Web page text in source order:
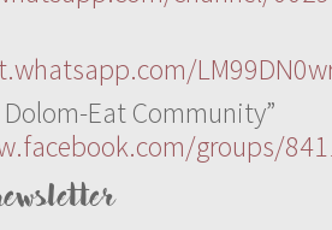
Eat Community”
groups/